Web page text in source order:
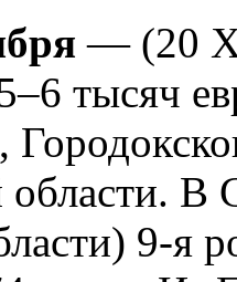
— (20
тысяч
В
9-я